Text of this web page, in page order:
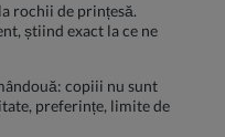
rochii de prințesă.
știind exact la ce ne
copiii nu sunt
preferințe, limite de